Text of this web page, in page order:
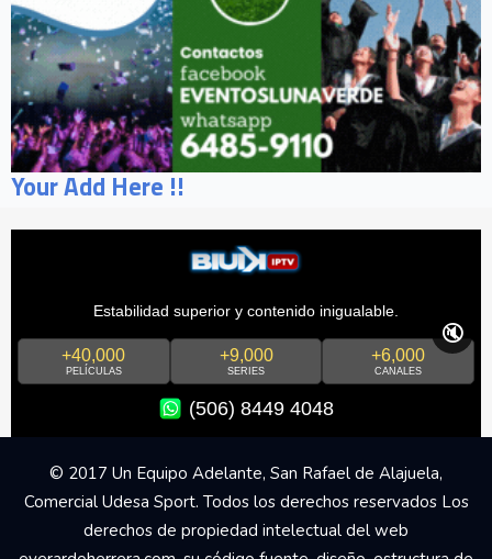
Your Add Here !!
Estabilidad superior y contenido inigualable.
+40,000
PELÍCULAS
+9,000
SERIES
+6,000
CANALES
(506) 8449 4048
🔇
© 2017 Un Equipo Adelante, San Rafael de Alajuela,
Comercial Udesa Sport. Todos los derechos reservados Los
derechos de propiedad intelectual del web